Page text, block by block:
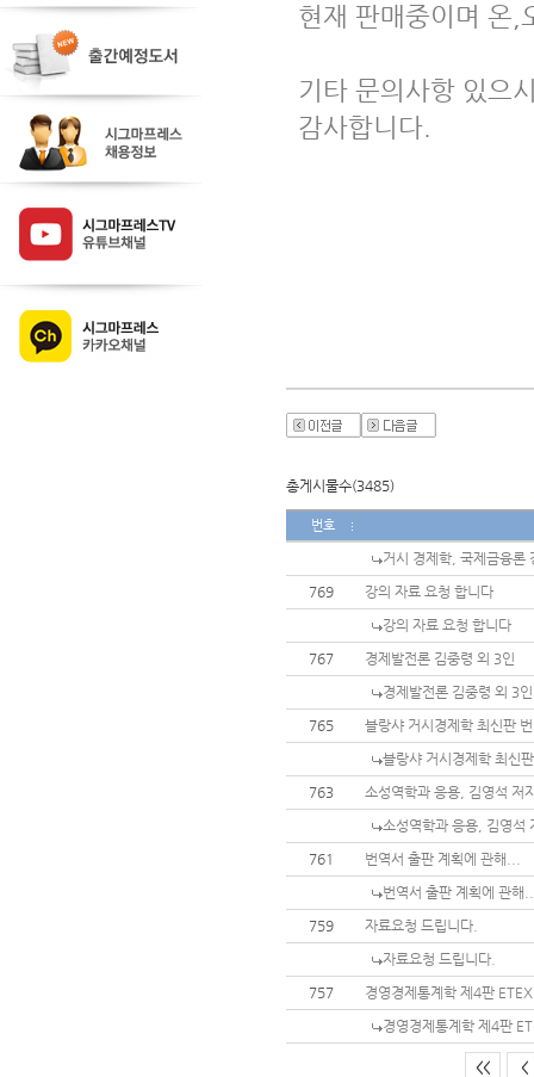
현재 판매중이며 온,
기타 문의사항 있으
감사합니다.
총게시물수(3485)
번호
거시 경제학, 국제금융론
769
강의 자료 요청 합니다
강의 자료 요청 합니다
767
경제발전론 김중령 외 3인
경제발전론 김중령 외 3인
765
블랑샤 거시경제학 최신판
블랑샤 거시경제학 최신
763
소성역학과 응용, 김영석 저
소성역학과 응용, 김영석
761
번역서 출판 계획에 관해...
번역서 출판 계획에 관해
759
자료요청 드립니다.
자료요청 드립니다.
757
경영경제통계학 제4판
경영경제통계학 제4판
<< <